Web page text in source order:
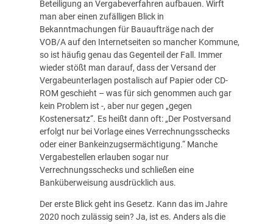
Beteiligung an Vergabeverfahren aufbauen. Wirft
man aber einen zufälligen Blick in
Bekanntmachungen für Bauaufträge nach der
VOB/A auf den Internetseiten so mancher Kommune,
so ist häufig genau das Gegenteil der Fall. Immer
wieder stößt man darauf, dass der Versand der
Vergabeunterlagen postalisch auf Papier oder CD-
ROM geschieht – was für sich genommen auch gar
kein Problem ist -, aber nur gegen „gegen
Kostenersatz“. Es heißt dann oft: „Der Postversand
erfolgt nur bei Vorlage eines Verrechnungsschecks
oder einer Bankeinzugsermächtigung.“ Manche
Vergabestellen erlauben sogar nur
Verrechnungsschecks und schließen eine
Banküberweisung ausdrücklich aus.
Der erste Blick geht ins Gesetz. Kann das im Jahre
2020 noch zulässig sein? Ja, ist es. Anders als die